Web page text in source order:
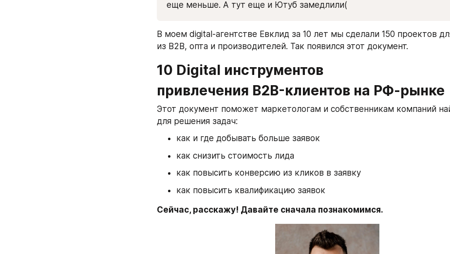
еще меньше. А тут еще и Ютуб замедлили(
В моем digital-агентстве Евклид за 10 лет мы сделали 150 проектов
из B2B, опта и производителей. Так появился этот документ.
10 Digital инструментов
привлечения B2B-клиентов на РФ-рынке
Этот документ поможет маркетологам и собственникам компаний
для решения задач:
как и где добывать больше заявок
как снизить стоимость лида
как повысить конверсию из кликов в заявку
как повысить квалификацию заявок
Сейчас, расскажу! Давайте сначала познакомимся.